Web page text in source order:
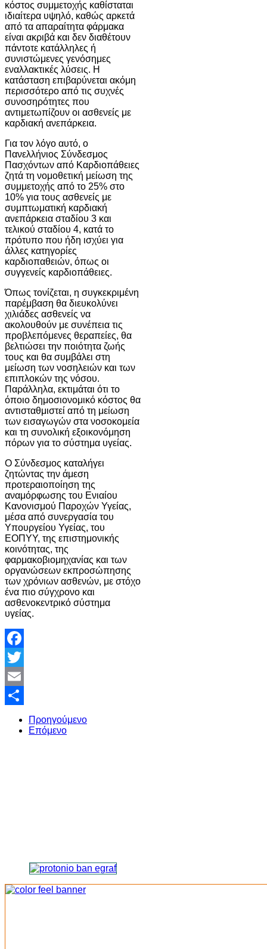
κόστος συμμετοχής καθίσταται
ιδιαίτερα υψηλό, καθώς αρκετά
από τα απαραίτητα φάρμακα
είναι ακριβά και δεν διαθέτουν
πάντοτε κατάλληλες ή
συνιστώμενες γενόσημες
εναλλακτικές λύσεις. Η
κατάσταση επιβαρύνεται ακόμη
περισσότερο από τις συχνές
συνοσηρότητες που
αντιμετωπίζουν οι ασθενείς με
καρδιακή ανεπάρκεια.
Για τον λόγο αυτό, ο
Πανελλήνιος Σύνδεσμος
Πασχόντων από Καρδιοπάθειες
ζητά τη νομοθετική μείωση της
συμμετοχής από το 25% στο
10% για τους ασθενείς με
συμπτωματική καρδιακή
ανεπάρκεια σταδίου 3 και
τελικού σταδίου 4, κατά το
πρότυπο που ήδη ισχύει για
άλλες κατηγορίες
καρδιοπαθειών, όπως οι
συγγενείς καρδιοπάθειες.
Όπως τονίζεται, η συγκεκριμένη
παρέμβαση θα διευκολύνει
χιλιάδες ασθενείς να
ακολουθούν με συνέπεια τις
προβλεπόμενες θεραπείες, θα
βελτιώσει την ποιότητα ζωής
τους και θα συμβάλει στη
μείωση των νοσηλειών και των
επιπλοκών της νόσου.
Παράλληλα, εκτιμάται ότι το
όποιο δημοσιονομικό κόστος θα
αντισταθμιστεί από τη μείωση
των εισαγωγών στα νοσοκομεία
και τη συνολική εξοικονόμηση
πόρων για το σύστημα υγείας.
Ο Σύνδεσμος καταλήγει
ζητώντας την άμεση
προτεραιοποίηση της
αναμόρφωσης του Ενιαίου
Κανονισμού Παροχών Υγείας,
μέσα από συνεργασία του
Υπουργείου Υγείας, του
ΕΟΠΥΥ, της επιστημονικής
κοινότητας, της
φαρμακοβιομηχανίας και των
οργανώσεων εκπροσώπησης
των χρόνιων ασθενών, με στόχο
ένα πιο σύγχρονο και
ασθενοκεντρικό σύστημα
υγείας.
Facebook
Twitter
Email
Share
Προηγούμενο
Επόμενο